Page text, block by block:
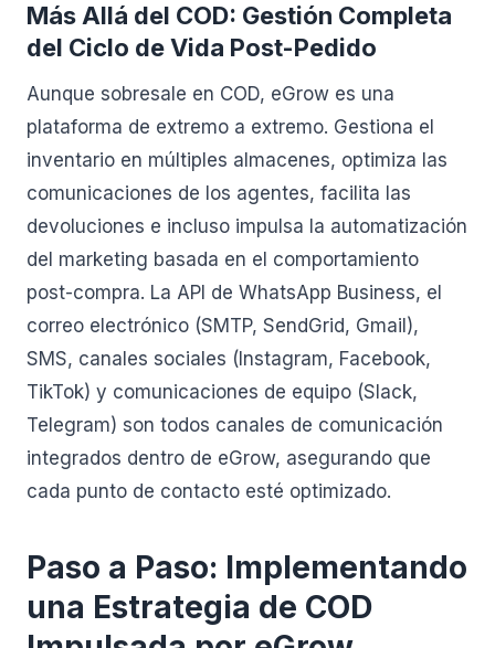
Más Allá del COD: Gestión Completa
del Ciclo de Vida Post-Pedido
Aunque sobresale en COD, eGrow es una
plataforma de extremo a extremo. Gestiona el
inventario en múltiples almacenes, optimiza las
comunicaciones de los agentes, facilita las
devoluciones e incluso impulsa la automatización
del marketing basada en el comportamiento
post-compra. La API de WhatsApp Business, el
correo electrónico (SMTP, SendGrid, Gmail),
SMS, canales sociales (Instagram, Facebook,
TikTok) y comunicaciones de equipo (Slack,
Telegram) son todos canales de comunicación
integrados dentro de eGrow, asegurando que
cada punto de contacto esté optimizado.
Paso a Paso: Implementando
una Estrategia de COD